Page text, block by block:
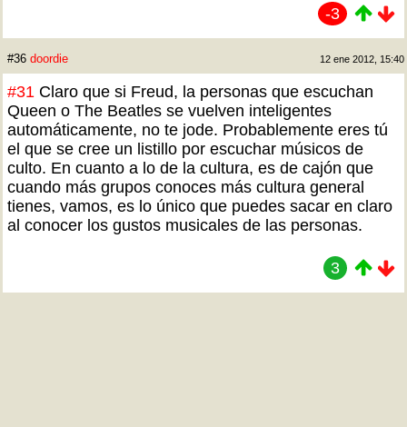
-3
#36 doordie 12 ene 2012, 15:40
#31 Claro que si Freud, la personas que escuchan
Queen o The Beatles se vuelven inteligentes
automáticamente, no te jode. Probablemente eres tú
el que se cree un listillo por escuchar músicos de
culto. En cuanto a lo de la cultura, es de cajón que
cuando más grupos conoces más cultura general
tienes, vamos, es lo único que puedes sacar en claro
al conocer los gustos musicales de las personas.
3